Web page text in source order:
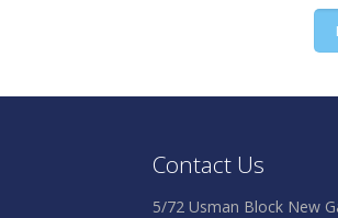
Contact Us
5/72 Usman Block New